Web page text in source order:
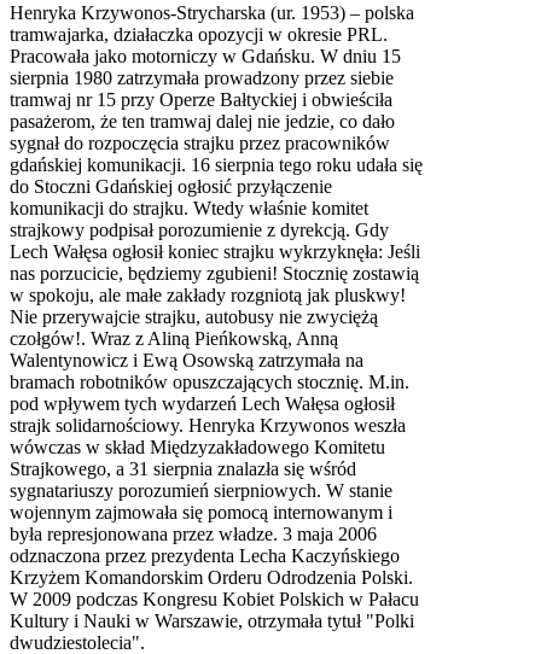
Henryka Krzywonos-Strycharska (ur. 1953) – polska
tramwajarka, działaczka opozycji w okresie PRL.
Pracowała jako motorniczy w Gdańsku. W dniu 15
sierpnia 1980 zatrzymała prowadzony przez siebie
tramwaj nr 15 przy Operze Bałtyckiej i obwieściła
pasażerom, że ten tramwaj dalej nie jedzie, co dało
sygnał do rozpoczęcia strajku przez pracowników
gdańskiej komunikacji. 16 sierpnia tego roku udała się
do Stoczni Gdańskiej ogłosić przyłączenie
komunikacji do strajku. Wtedy właśnie komitet
strajkowy podpisał porozumienie z dyrekcją. Gdy
Lech Wałęsa ogłosił koniec strajku wykrzyknęła: Jeśli
nas porzucicie, będziemy zgubieni! Stocznię zostawią
w spokoju, ale małe zakłady rozgniotą jak pluskwy!
Nie przerywajcie strajku, autobusy nie zwyciężą
czołgów!. Wraz z Aliną Pieńkowską, Anną
Walentynowicz i Ewą Osowską zatrzymała na
bramach robotników opuszczających stocznię. M.in.
pod wpływem tych wydarzeń Lech Wałęsa ogłosił
strajk solidarnościowy. Henryka Krzywonos weszła
wówczas w skład Międzyzakładowego Komitetu
Strajkowego, a 31 sierpnia znalazła się wśród
sygnatariuszy porozumień sierpniowych. W stanie
wojennym zajmowała się pomocą internowanym i
była represjonowana przez władze. 3 maja 2006
odznaczona przez prezydenta Lecha Kaczyńskiego
Krzyżem Komandorskim Orderu Odrodzenia Polski.
W 2009 podczas Kongresu Kobiet Polskich w Pałacu
Kultury i Nauki w Warszawie, otrzymała tytuł "Polki
dwudziestolecia".